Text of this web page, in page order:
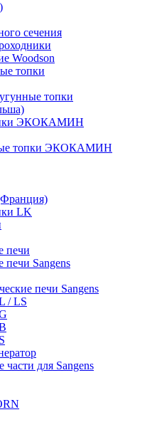
сечения
Woodson
топки
топки
ЭКОКАМИН
топки ЭКОКАМИН
LK
печи
печи Sangens
печи Sangens
/ LS
части для Sangens